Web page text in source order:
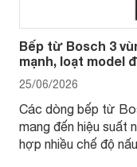
Bếp từ Bosch 3
mạnh, loạt model
25/06/2026
Các dòng bếp từ
mang đến hiệu suất
hợp nhiều chế độ